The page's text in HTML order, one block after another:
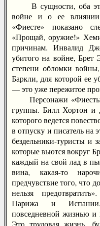
В сущности, оба
войне и о ее
«Фиесте» показано
«Прощай, оружие!»
причинам. Инвалид
убитого на войне,
степени обломки
Баркли, для которой ее
— это уже пережитое
Персонажи
группы. Билл Хортон и
которого ведется
в отпуску и писатель на
бездельники-туристы и
которые вьются вокруг
каждый на свой лад в
вина, какая-то
предчувствие того, что
нельзя
Парижа и
повседневной жизнью и
Это трудовая жизнь,